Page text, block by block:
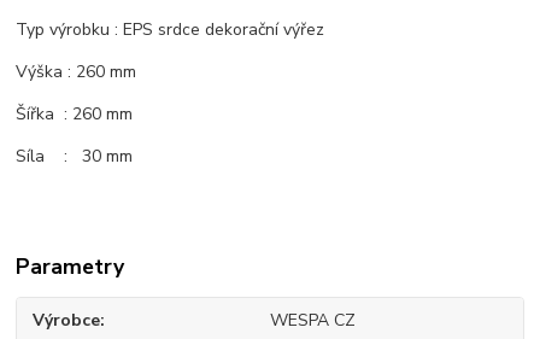
Typ výrobku : EPS srdce dekorační výřez
Výška : 260 mm
Šířka : 260 mm
Síla : 30 mm
Parametry
Výrobce WESPA CZ